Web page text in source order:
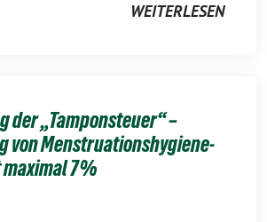
WEITERLESEN
der „Tamponsteuer“ –
von Menstruationshygiene-
7%